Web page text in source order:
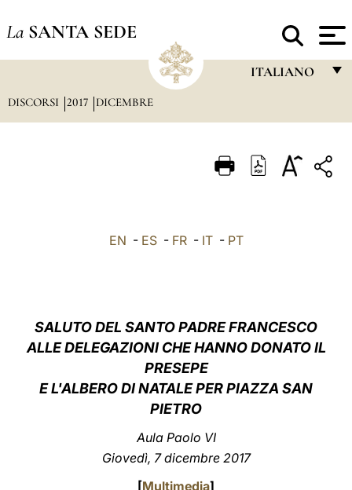
La SANTA SEDE
ITALIANO
ITALIANO
中文
DISCORSI 2017 DICEMBRE
EN - ES- FR- IT- PT
SALUTO DEL SANTO PADRE FRANCESCO
ALLE DELEGAZIONI CHE HANNO DONATO IL
PRESEPE
E L'ALBERO DI NATALE PER PIAZZA SAN
PIETRO
Aula Paolo VI
Giovedì, 7 dicembre 2017
[Multimedia]